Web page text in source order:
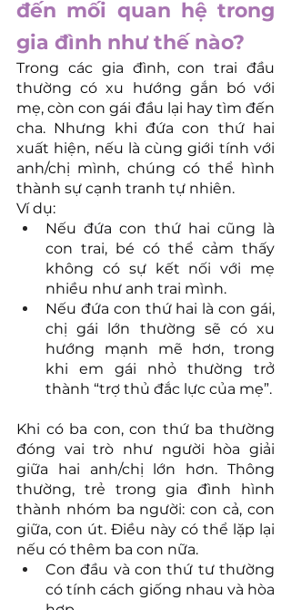
đến mối quan hệ trong
gia đình như thế nào?
Trong các gia đình, con trai đầu
thường có xu hướng gắn bó với
mẹ, còn con gái đầu lại hay tìm đến
cha. Nhưng khi đứa con thứ hai
xuất hiện, nếu là cùng giới tính với
anh/chị mình, chúng có thể hình
thành sự cạnh tranh tự nhiên.
Ví dụ:
Nếu đứa con thứ hai cũng là
con trai, bé có thể cảm thấy
không có sự kết nối với mẹ
nhiều như anh trai mình.
Nếu đứa con thứ hai là con gái,
chị gái lớn thường sẽ có xu
hướng mạnh mẽ hơn, trong
khi em gái nhỏ thường trở
thành “trợ thủ đắc lực của mẹ”.
Khi có ba con, con thứ ba thường
đóng vai trò như người hòa giải
giữa hai anh/chị lớn hơn. Thông
thường, trẻ trong gia đình hình
thành nhóm ba người: con cả, con
giữa, con út. Điều này có thể lặp lại
nếu có thêm ba con nữa.
Con đầu và con thứ tư thường
có tính cách giống nhau và hòa